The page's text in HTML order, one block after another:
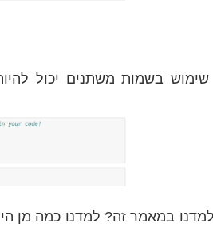
שימוש בשמות משתנים יכול
במאמר זה? למדנו כמה מן